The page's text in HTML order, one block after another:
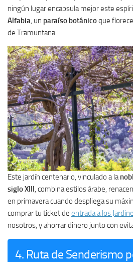
ningún lugar encapsula mejor este
Alfabia , un paraíso botánicoque
de Tramuntana.
Este jardín centenario, vinculado a la
siglo XIII , combina estilos árabe,
en primavera cuando despliega su
comprar tu ticket de entrada a los
nosotros, y ahorrar dinero junto con
4. Ruta de Senderismo